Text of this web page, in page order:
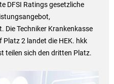
DFSI Ratings gesetzliche
Die Techniker Krankenkasse
2 landet die HEK. hkk
teilen sich den dritten Platz.